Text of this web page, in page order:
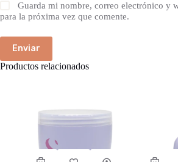
Guarda mi nombre, correo electrónico y
para la próxima vez que comente.
Enviar
Productos relacionados